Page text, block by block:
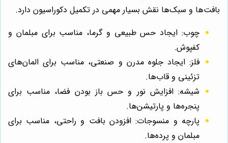
بافت‌ها و سبک‌ها نقش بسیار مهمی در تکمیل دکوراسیون دارد.
چوب: ایجاد حس طبیعی و گرما، مناسب برای مبلمان و
کفپوش.
فلز: ایجاد جلوه مدرن و صنعتی، مناسب برای المان‌های
تزئینی و قاب‌ها.
شیشه: افزایش نور و حس باز بودن فضا، مناسب برای
پنجره‌ها و پارتیشن‌ها.
پارچه و منسوجات: افزودن بافت و راحتی، مناسب برای
مبلمان و پرده‌ها.